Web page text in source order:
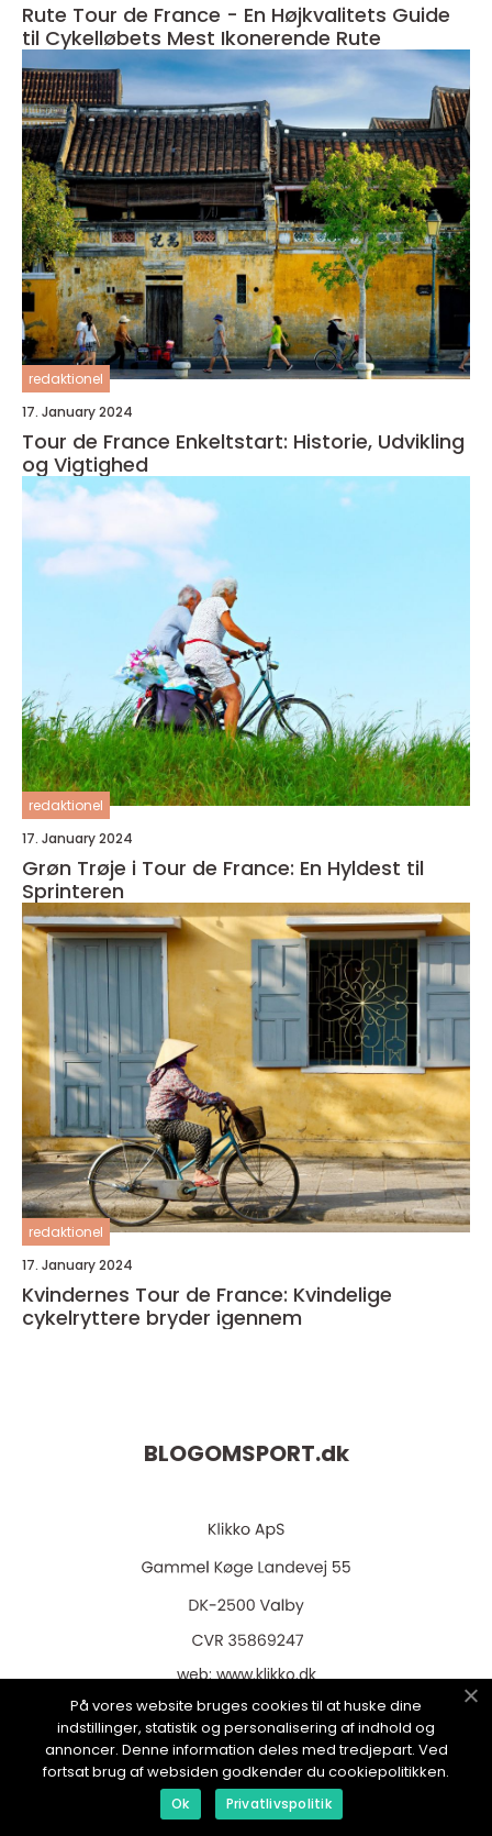
Rute Tour de France - En Højkvalitets Guide
til Cykelløbets Mest Ikonerende Rute
redaktionel
17. January 2024
Tour de France Enkeltstart: Historie, Udvikling
og Vigtighed
redaktionel
17. January 2024
Grøn Trøje i Tour de France: En Hyldest til
Sprinteren
redaktionel
17. January 2024
Kvindernes Tour de France: Kvindelige
cykelryttere bryder igennem
BLOGOMSPORT.dk
web:www.klikko.dk
Menu
På vores website bruges cookies til at huske dine
indstillinger, statistik og personalisering af indhold og
annoncer. Denne information deles med tredjepart. Ved
fortsat brug af websiden godkender du cookiepolitikken.
Ok Privatlivspolitik